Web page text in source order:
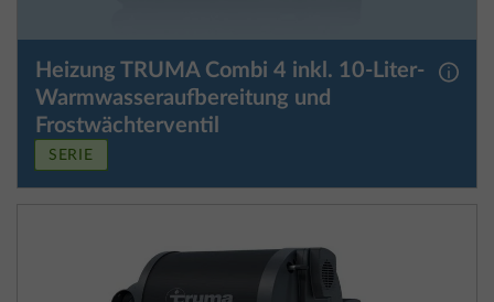
Heizung TRUMA Combi 4 inkl. 10-Liter-
Warmwasseraufbereitung und
Frostwächterventil
Mehr
SERIE